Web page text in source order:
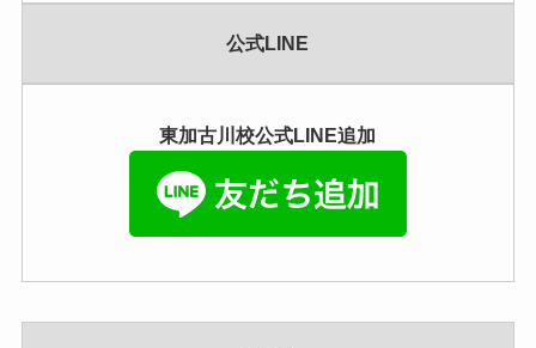
公式LINE
東加古川校公式LINE追加